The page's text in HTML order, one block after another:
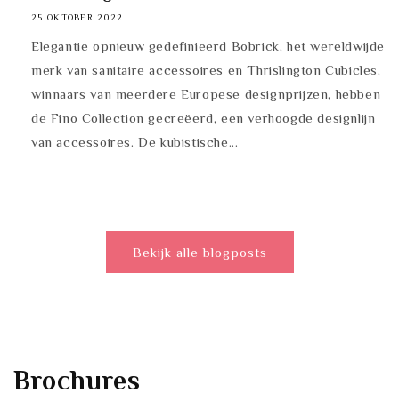
25 OKTOBER 2022
Elegantie opnieuw gedefinieerd Bobrick, het wereldwijde
merk van sanitaire accessoires en Thrislington Cubicles,
winnaars van meerdere Europese designprijzen, hebben
de Fino Collection gecreëerd, een verhoogde designlijn
van accessoires. De kubistische...
Bekijk alle blogposts
Brochures